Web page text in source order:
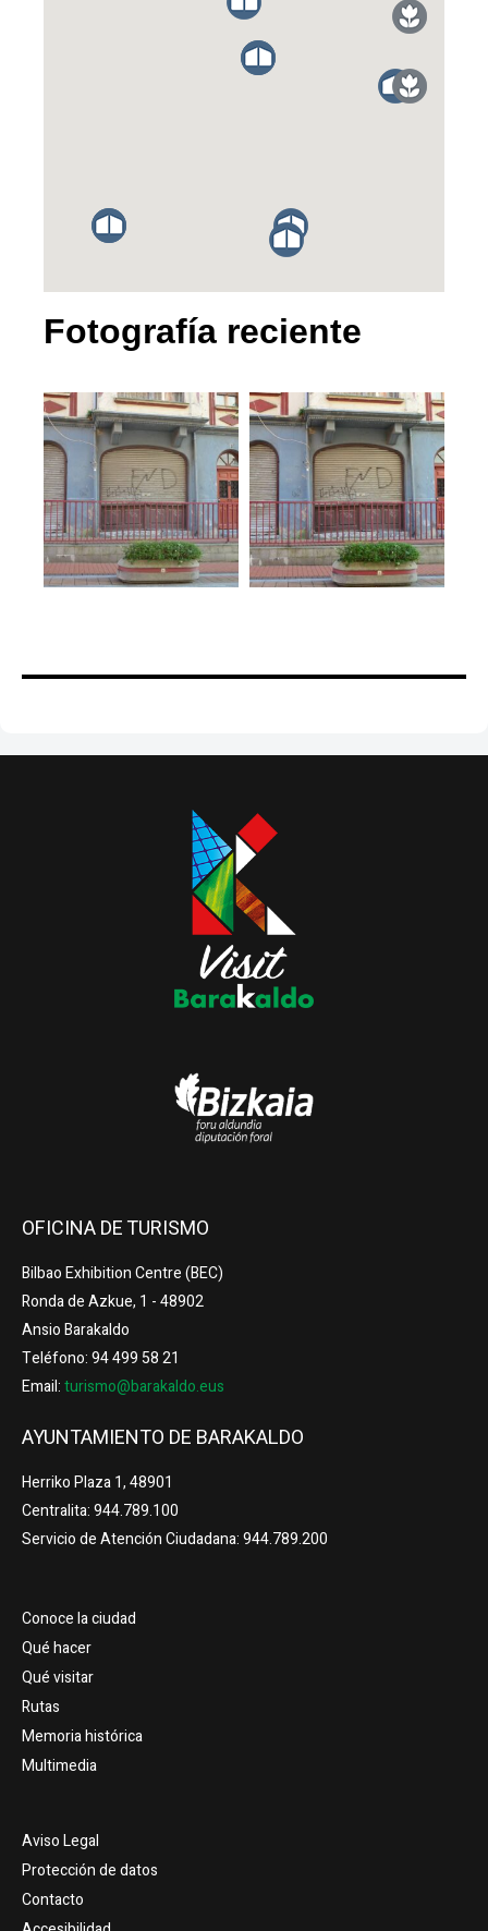
Fotografía reciente
OFICINA DE TURISMO
Bilbao Exhibition Centre (BEC)
Ronda de Azkue, 1 - 48902
Ansio Barakaldo
Teléfono: 94 499 58 21
Email:turismo@barakaldo.eus
AYUNTAMIENTO DE BARAKALDO
Herriko Plaza 1, 48901
Centralita: 944.789.100
Servicio de Atención Ciudadana: 944.789.200
Conoce la ciudad
Qué hacer
Qué visitar
Rutas
Memoria histórica
Multimedia
Aviso Legal
Protección de datos
Contacto